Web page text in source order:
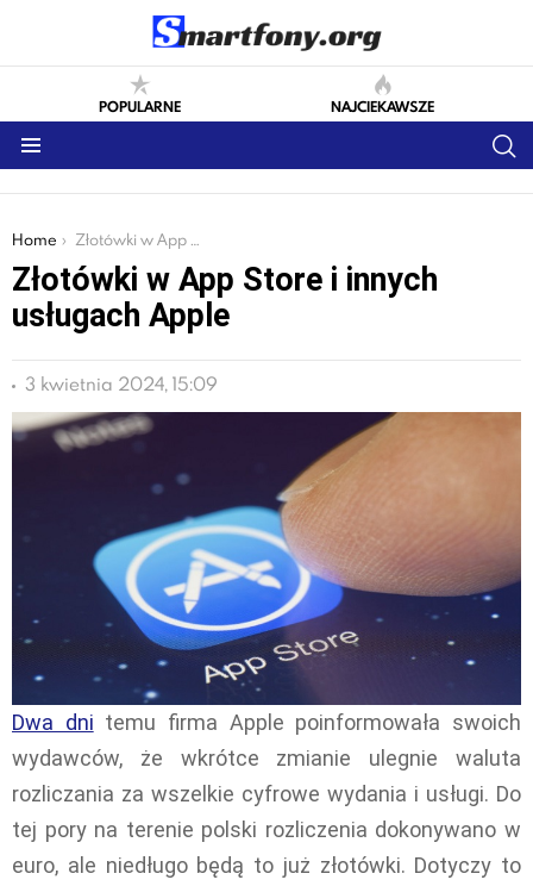
POPULARNE NAJCIEKAWSZE
You are here:
Home Złotówki w App Store i innych usługach Apple
Złotówki w App Store i innych
usługach Apple
3 kwietnia 2024, 15:09
Dwa dni temu firma Apple poinformowała swoich
wydawców, że wkrótce zmianie ulegnie waluta
rozliczania za wszelkie cyfrowe wydania i usługi. Do
tej pory na terenie polski rozliczenia dokonywano w
euro, ale niedługo będą to już złotówki. Dotyczy to